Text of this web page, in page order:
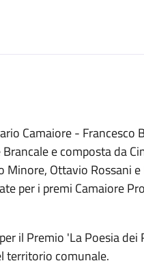
Camaiore - Francesco
e composta da
Minore, Ottavio Rossani e
per i premi Camaiore
il Premio 'La Poesia dei
territorio comunale.